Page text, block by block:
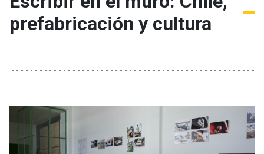
prefabricación y cultura